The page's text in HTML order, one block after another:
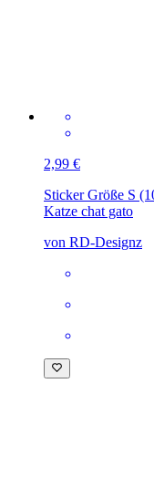
2,99 €
Sticker Größe S
Katze chat gato
von RD-Designz